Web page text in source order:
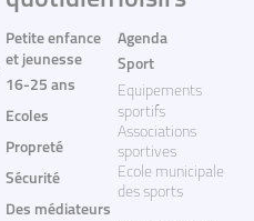
Petite enfance
et jeunesse
16-25 ans
Ecoles
Propreté
Sécurité
Des médiateurs
Agenda
Sport
Equipements
sportifs
Associations
sportives
Ecole municipale
des sports